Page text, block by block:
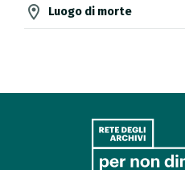
location_on Luogo di morte